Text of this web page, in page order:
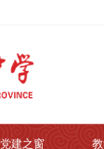
党建之窗